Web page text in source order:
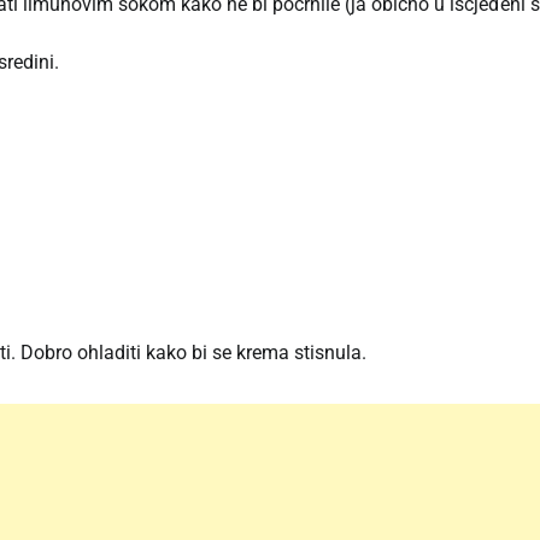
Dobro ohladiti kako bi se krema stisnula.